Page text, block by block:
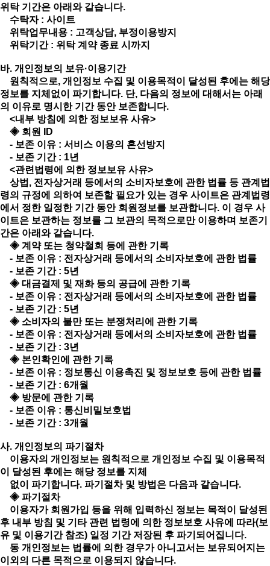
위탁 기간은 아래와 같습니다.
수탁자 : 사이트
위탁업무내용 : 고객상담, 부정이용방지
위탁기간 : 위탁 계약 종료 시까지
바. 개인정보의 보유·이용기간
원칙적으로, 개인정보 수집 및 이용목적이 달성된 후에는 해당
정보를 지체없이 파기합니다. 단, 다음의 정보에 대해서는 아래
의 이유로 명시한 기간 동안 보존합니다.
<내부 방침에 의한 정보보유 사유>
◈ 회원 ID
- 보존 이유 : 서비스 이용의 혼선방지
- 보존 기간 : 1년
<관련법령에 의한 정보보유 사유>
상법, 전자상거래 등에서의 소비자보호에 관한 법률 등 관계법
령의 규정에 의하여 보존할 필요가 있는 경우 사이트은 관계법령
에서 정한 일정한 기간 동안 회원정보를 보관합니다. 이 경우 사
이트은 보관하는 정보를 그 보관의 목적으로만 이용하며 보존기
간은 아래와 같습니다.
◈ 계약 또는 청약철회 등에 관한 기록
- 보존 이유 : 전자상거래 등에서의 소비자보호에 관한 법률
- 보존 기간 : 5년
◈ 대금결제 및 재화 등의 공급에 관한 기록
- 보존 이유 : 전자상거래 등에서의 소비자보호에 관한 법률
- 보존 기간 : 5년
◈ 소비자의 불만 또는 분쟁처리에 관한 기록
- 보존 이유 : 전자상거래 등에서의 소비자보호에 관한 법률
- 보존 기간 : 3년
◈ 본인확인에 관한 기록
- 보존 이유 : 정보통신 이용촉진 및 정보보호 등에 관한 법률
- 보존 기간 : 6개월
◈ 방문에 관한 기록
- 보존 이유 : 통신비밀보호법
- 보존 기간 : 3개월
사. 개인정보의 파기절차
이용자의 개인정보는 원칙적으로 개인정보 수집 및 이용목적
이 달성된 후에는 해당 정보를 지체
없이 파기합니다. 파기절차 및 방법은 다음과 같습니다.
◈ 파기절차
이용자가 회원가입 등을 위해 입력하신 정보는 목적이 달성된
후 내부 방침 및 기타 관련 법령에 의한 정보보호 사유에 따라(보
유 및 이용기간 참조) 일정 기간 저장된 후 파기되어집니다.
동 개인정보는 법률에 의한 경우가 아니고서는 보유되어지는
이외의 다른 목적으로 이용되지 않습니다.